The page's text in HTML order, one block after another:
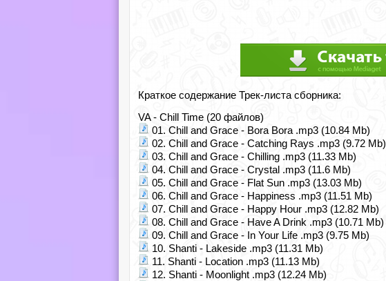
Краткое содержание Трек-листа сборника:
VA - Chill Time (20 файлов)
01. Chill and Grace - Bora Bora .mp3 (10.84 Mb)
02. Chill and Grace - Catching Rays .mp3 (9.72 Mb)
03. Chill and Grace - Chilling .mp3 (11.33 Mb)
04. Chill and Grace - Crystal .mp3 (11.6 Mb)
05. Chill and Grace - Flat Sun .mp3 (13.03 Mb)
06. Chill and Grace - Happiness .mp3 (11.51 Mb)
07. Chill and Grace - Happy Hour .mp3 (12.82 Mb)
08. Chill and Grace - Have A Drink .mp3 (10.71 Mb)
09. Chill and Grace - In Your Life .mp3 (9.75 Mb)
10. Shanti - Lakeside .mp3 (11.31 Mb)
11. Shanti - Location .mp3 (11.13 Mb)
12. Shanti - Moonlight .mp3 (12.24 Mb)